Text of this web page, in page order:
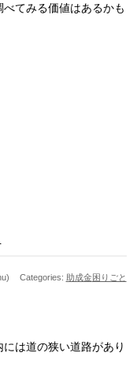
てみる価値はあるかも
Categories: 助成金困りごと
は道の狭い道路があり